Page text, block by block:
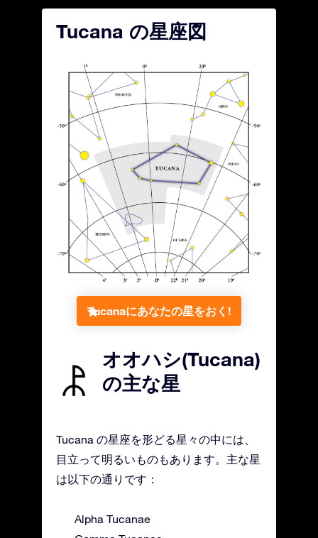
Tucana の星座図
Tucanaにあなたの星をおく!
オオハシ(Tucana)
の主な星
Tucana の星座を形どる星々の中には、
目立って明るいものもあります。主な星
は以下の通りです：
Alpha Tucanae